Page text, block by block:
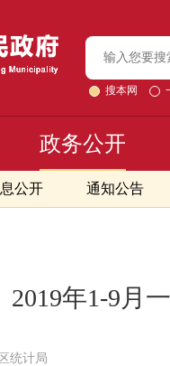
搜本网
政务公开
公开 通知公告
2019年1-9月
统计局